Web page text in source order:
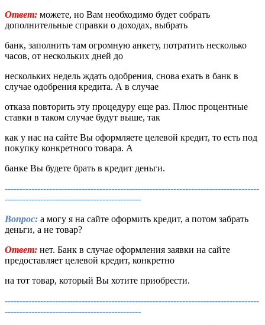
Ответ: можете, но Вам необходимо будет собрать
дополнительные справки о доходах, выбрать
банк, заполнить там огромную анкету, потратить несколько
часов, от нескольких дней до
нескольких недель ждать одобрения, снова ехать в банк в
случае одобрения кредита. А в случае
отказа повторить эту процедуру еще раз. Плюс процентные
ставки в таком случае будут выше, так
как у нас на сайте Вы оформляете целевой кредит, то есть под
покупку конкретного товара. А
банке Вы будете брать в кредит деньги.
--------------------------------------------------------------------------------------
----------------------------------------------
Вопрос: а могу я на сайте оформить кредит, а потом забрать
деньги, а не товар?
Ответ: нет. Банк в случае оформления заявки на сайте
предоставляет целевой кредит, конкретно
на тот товар, который Вы хотите приобрести.
--------------------------------------------------------------------------------------
----------------------------------------------